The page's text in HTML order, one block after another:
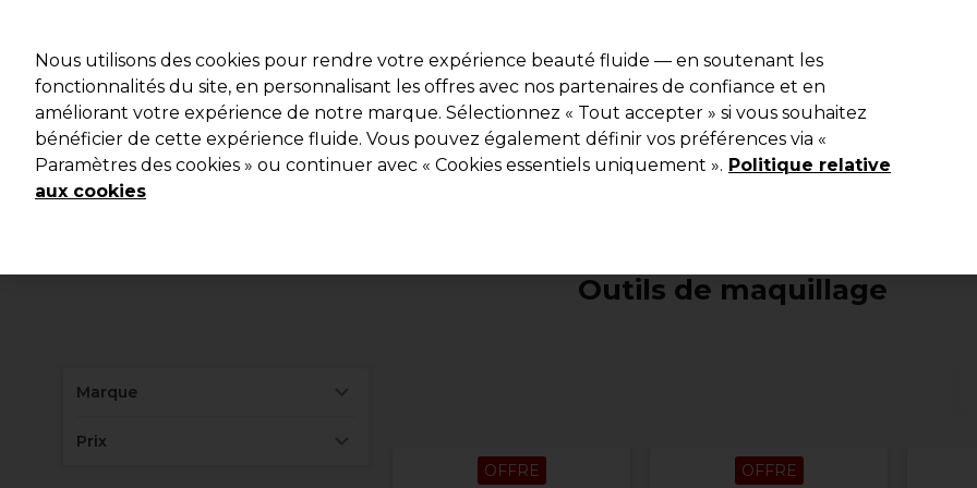
Rechercher
Marques Bons plans Coiffure Electro et Matériel Equipement de salon Beauté Hommes Les
Livraison et délais
Outils de maquillage
Marque
Prix
OFFRE OFFRE
Nous utilisons des cookies pour rendre votre expérience beauté fluide — en soutenant les
fonctionnalités du site, en personnalisant les offres avec nos partenaires de confiance et en
améliorant votre expérience de notre marque. Sélectionnez « Tout accepter » si vous souhaitez
bénéficier de cette expérience fluide. Vous pouvez également définir vos préférences via «
Paramètres des cookies » ou continuer avec « Cookies essentiels uniquement ». Politique relative
aux cookies